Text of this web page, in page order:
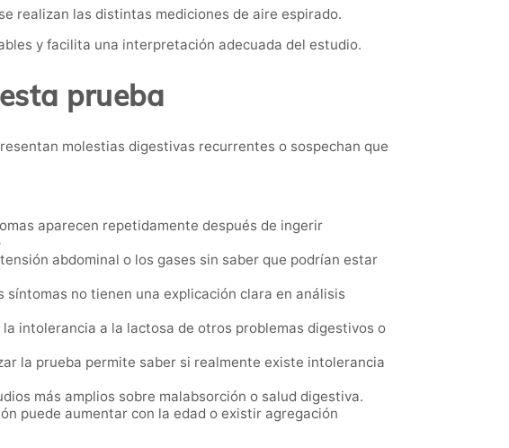
realizan las distintas mediciones de aire espirado.
y facilita una interpretación adecuada del estudio.
prueba
molestias digestivas recurrentes o sospechan que
aparecen repetidamente después de ingerir
abdominal o los gases sin saber que podrían estar
síntomas no tienen una explicación clara en análisis
intolerancia a la lactosa de otros problemas digestivos o
la prueba permite saber si realmente existe intolerancia
más amplios sobre malabsorción o salud digestiva.
puede aumentar con la edad o existir agregación